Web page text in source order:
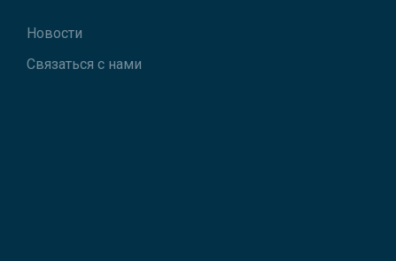
Новости
Связаться с нами